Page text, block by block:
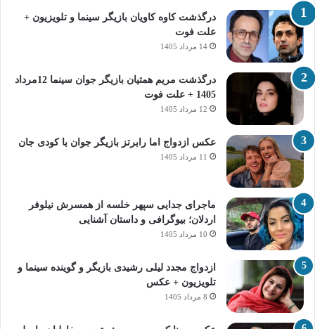
درگذشت کاوه کاویان بازیگر سینما و تلویزیون +
علت فوت
14 مرداد 1405
درگذشت مریم همتیان بازیگر جوان سینما 12مرداد
1405 + علت فوت
12 مرداد 1405
عکس ازدواج اما رابرتز بازیگر جوان با کودی جان
11 مرداد 1405
ماجرای جدایی سپهر خلسه از همسرش نیلوفر
اردلان؛ بیوگرافی و داستان آشنایی
10 مرداد 1405
ازدواج مجدد لیلی رشیدی بازیگر و گوینده سینما و
تلویزیون + عکس
8 مرداد 1405